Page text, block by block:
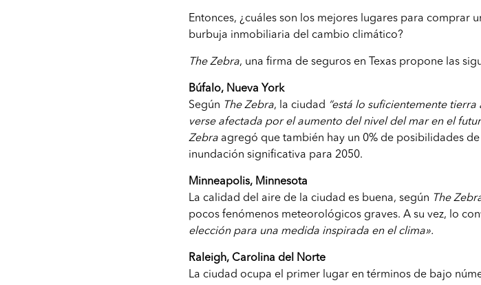
Entonces, ¿cuáles son los mejores lugares para comprar
burbuja inmobiliaria del cambio climático?
The Zebra, una firma de seguros en Texas propone las
Búfalo, Nueva York
Según The Zebra, la ciudad “está lo suficientemente
verse afectada por el aumento del nivel del mar en el
Zebra agregó que también hay un 0% de posibilidades
inundación significativa para 2050.
Minneapolis, Minnesota
La calidad del aire de la ciudad es buena, según The
pocos fenómenos meteorológicos graves. A su vez, lo
elección para una medida inspirada en el clima».
Raleigh, Carolina del Norte
La ciudad ocupa el primer lugar en términos de bajo